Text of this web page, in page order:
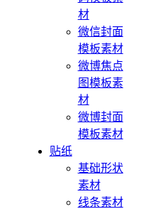
材
微信封面
模板素材
微博焦点
图模板素
材
微博封面
模板素材
贴纸
基础形状
素材
线条素材